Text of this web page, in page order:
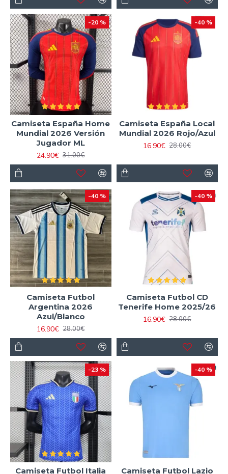
-20 %
Camiseta España Home
Mundial 2026 Versión
Jugador ML
24.90€ 31.00€
-40 %
Camiseta España Local
Mundial 2026 Rojo/Azul
16.90€ 28.00€
-40 %
Camiseta Futbol
Argentina 2026
Azul/Blanco
16.90€ 28.00€
-40 %
Camiseta Futbol CD
Tenerife Home 2025/26
16.90€ 28.00€
-23 %
Camiseta Futbol Italia
-40 %
Camiseta Futbol Lazio